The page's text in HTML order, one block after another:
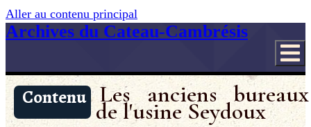
Aller au contenu principal
Archives du Cateau-Cambrésis
Contenu Les anciens bureaux
de l'usine Seydoux